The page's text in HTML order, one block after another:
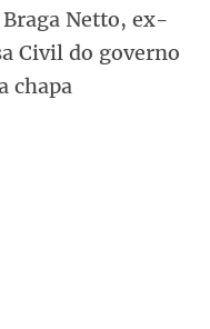
Netto, ex-
Civil do governo
chapa